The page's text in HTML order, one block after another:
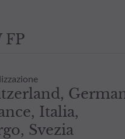
FP
Italia,
Svezia